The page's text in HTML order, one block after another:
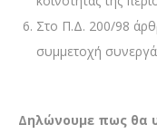
Στο Π.Δ. 200/98
συμμετοχή
Δηλώνουμε πως θα